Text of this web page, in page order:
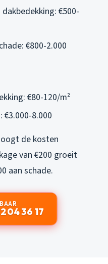
€500-
€800-2.000
€80-120/m²
8.000
de kosten
van €200 groeit
aan schade.
36 17